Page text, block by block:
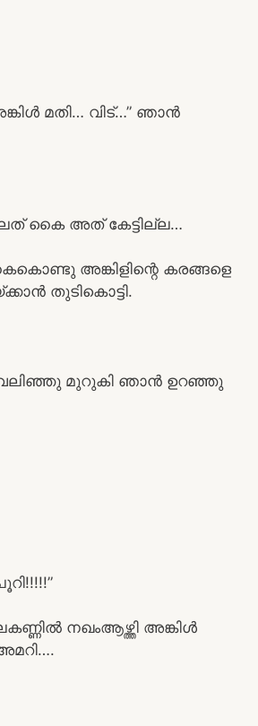
മതി… വിട്…” ഞാൻ
കൈ അത് കേട്ടില്ല…
അങ്കിളിന്റെ കരങ്ങളെ
തുടികൊട്ടി.
മുറുകി ഞാൻ ഉറഞ്ഞു
നഖംആഴ്ത്തി അങ്കിൾ